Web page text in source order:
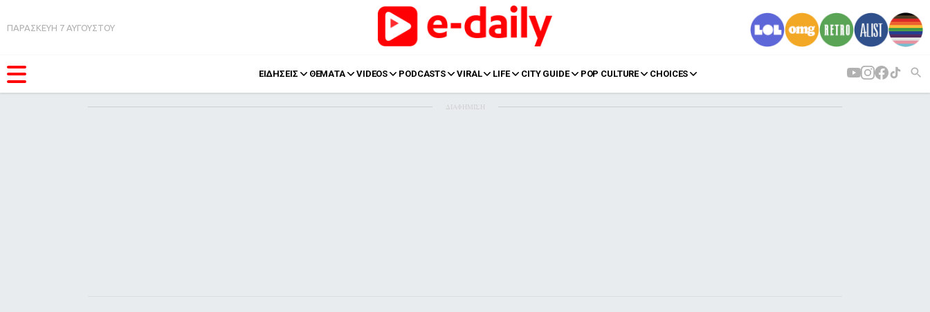
ΠΑΡΑΣΚΕΥΗ 7 ΑΥΓΟΥΣΤΟΥ
ΕΙΔΗΣΕΙΣ ΘΕΜΑΤΑ VIDEOS PODCASTS VIRAL LIFE CITY GUIDE POP CULTURE CHOICES
ΔΙΑΦΗΜΙΣΗ